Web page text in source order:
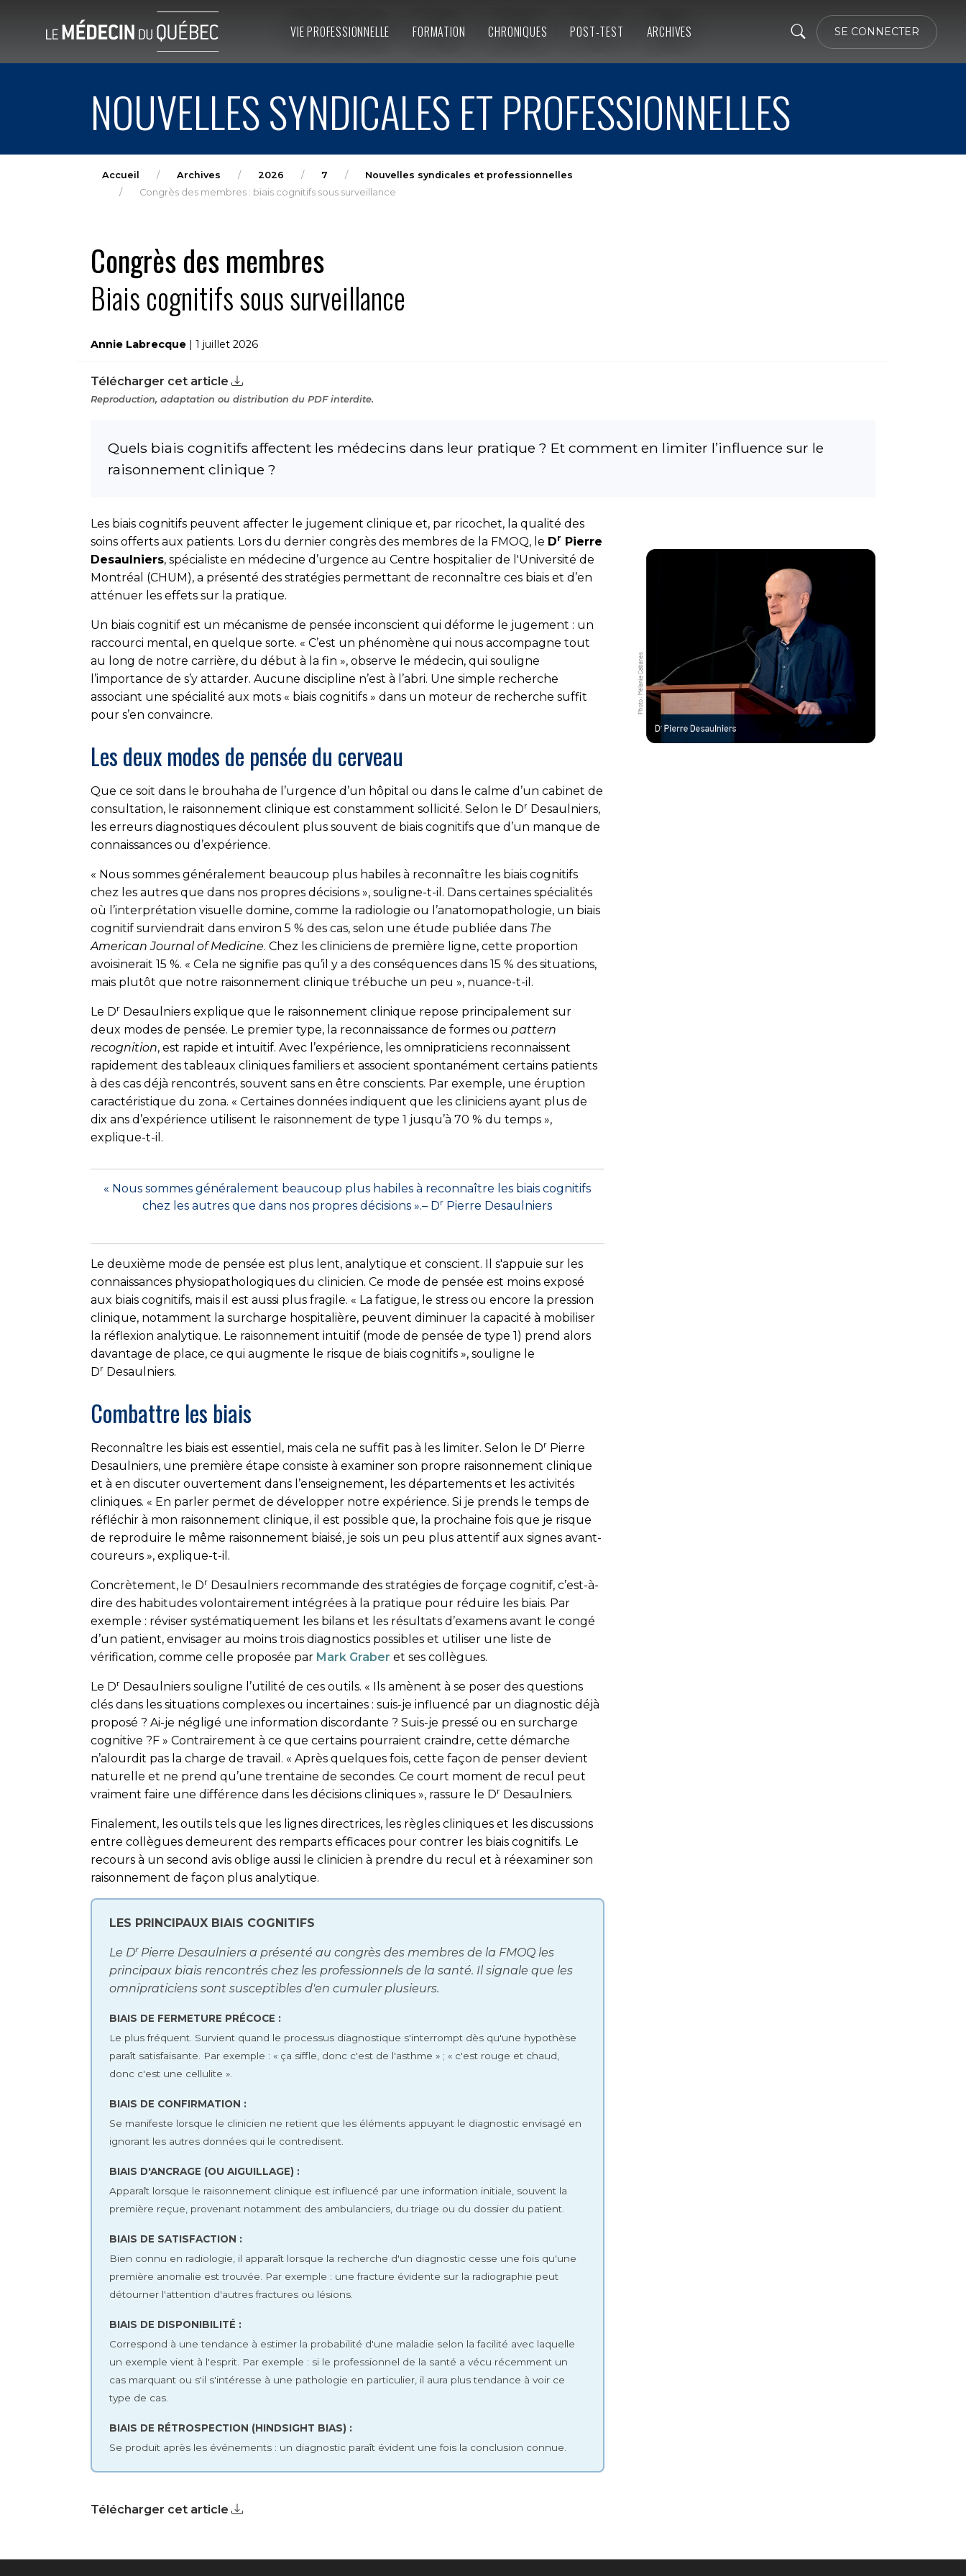
SE CONNECTER
VIE PROFESSIONNELLE FORMATION CHRONIQUES POST-TEST ARCHIVES
NOUVELLES SYNDICALES ET PROFESSIONNELLES
Accueil Archives 2026 7
Nouvelles syndicales et professionnelles
Congrès des membres : biais cognitifs sous surveillance
Congrès des membres
Biais cognitifs sous surveillance
Annie Labrecque | 1 juillet 2026
Télécharger cet article
Reproduction, adaptation ou distribution du PDF interdite.
Quels biais cognitifs affectent les médecins dans leur pratique ? Et comment en limiter l’influence sur le
raisonnement clinique ?
Les biais cognitifs peuvent affecter le jugement clinique et, par ricochet, la qualité des
soins offerts aux patients. Lors du dernier congrès des membres de la FMOQ, le Dr Pierre
Desaulniers, spécialiste en médecine d’urgence au Centre hospitalier de l'Université de
Montréal (CHUM), a présenté des stratégies permettant de reconnaître ces biais et d’en
atténuer les effets sur la pratique.
Un biais cognitif est un mécanisme de pensée inconscient qui déforme le jugement : un
raccourci mental, en quelque sorte. « C’est un phénomène qui nous accompagne tout
au long de notre carrière, du début à la fin », observe le médecin, qui souligne
l’importance de s’y attarder. Aucune discipline n’est à l’abri. Une simple recherche
associant une spécialité aux mots « biais cognitifs » dans un moteur de recherche suffit
pour s’en convaincre.
Les deux modes de pensée du cerveau
Que ce soit dans le brouhaha de l’urgence d’un hôpital ou dans le calme d’un cabinet de
consultation, le raisonnement clinique est constamment sollicité. Selon le Dr Desaulniers,
les erreurs diagnostiques découlent plus souvent de biais cognitifs que d’un manque de
connaissances ou d’expérience.
« Nous sommes généralement beaucoup plus habiles à reconnaître les biais cognitifs
chez les autres que dans nos propres décisions », souligne-t-il. Dans certaines spécialités
où l’interprétation visuelle domine, comme la radiologie ou l’anatomopathologie, un biais
cognitif surviendrait dans environ 5 % des cas, selon une étude publiée dans The
American Journal of Medicine. Chez les cliniciens de première ligne, cette proportion
avoisinerait 15 %. « Cela ne signifie pas qu’il y a des conséquences dans 15 % des situations,
mais plutôt que notre raisonnement clinique trébuche un peu », nuance-t-il.
Le Dr Desaulniers explique que le raisonnement clinique repose principalement sur
deux modes de pensée. Le premier type, la reconnaissance de formes ou pattern
recognition, est rapide et intuitif. Avec l’expérience, les omnipraticiens reconnaissent
rapidement des tableaux cliniques familiers et associent spontanément certains patients
à des cas déjà rencontrés, souvent sans en être conscients. Par exemple, une éruption
caractéristique du zona. « Certaines données indiquent que les cliniciens ayant plus de
dix ans d’expérience utilisent le raisonnement de type 1 jusqu’à 70 % du temps »,
explique-t-il.
« Nous sommes généralement beaucoup plus habiles à reconnaître les biais cognitifs
chez les autres que dans nos propres décisions ».– Dr Pierre Desaulniers
Le deuxième mode de pensée est plus lent, analytique et conscient. Il s'appuie sur les
connaissances physiopathologiques du clinicien. Ce mode de pensée est moins exposé
aux biais cognitifs, mais il est aussi plus fragile. « La fatigue, le stress ou encore la pression
clinique, notamment la surcharge hospitalière, peuvent diminuer la capacité à mobiliser
la réflexion analytique. Le raisonnement intuitif (mode de pensée de type 1) prend alors
davantage de place, ce qui augmente le risque de biais cognitifs », souligne le
Dr Desaulniers.
Combattre les biais
Reconnaître les biais est essentiel, mais cela ne suffit pas à les limiter. Selon le Dr Pierre
Desaulniers, une première étape consiste à examiner son propre raisonnement clinique
et à en discuter ouvertement dans l’enseignement, les départements et les activités
cliniques. « En parler permet de développer notre expérience. Si je prends le temps de
réfléchir à mon raisonnement clinique, il est possible que, la prochaine fois que je risque
de reproduire le même raisonnement biaisé, je sois un peu plus attentif aux signes avant-
coureurs », explique-t-il.
Concrètement, le Dr Desaulniers recommande des stratégies de forçage cognitif, c’est-à-
dire des habitudes volontairement intégrées à la pratique pour réduire les biais. Par
exemple : réviser systématiquement les bilans et les résultats d’examens avant le congé
d’un patient, envisager au moins trois diagnostics possibles et utiliser une liste de
vérification, comme celle proposée par Mark Graber et ses collègues.
Le Dr Desaulniers souligne l’utilité de ces outils. « Ils amènent à se poser des questions
clés dans les situations complexes ou incertaines : suis-je influencé par un diagnostic déjà
proposé ? Ai-je négligé une information discordante ? Suis-je pressé ou en surcharge
cognitive ?F » Contrairement à ce que certains pourraient craindre, cette démarche
n’alourdit pas la charge de travail. « Après quelques fois, cette façon de penser devient
naturelle et ne prend qu’une trentaine de secondes. Ce court moment de recul peut
vraiment faire une différence dans les décisions cliniques », rassure le Dr Desaulniers.
Finalement, les outils tels que les lignes directrices, les règles cliniques et les discussions
entre collègues demeu­rent des remparts efficaces pour contrer les biais cognitifs. Le
recours à un second avis oblige aussi le clinicien à prendre du recul et à réexaminer son
raisonnement de façon plus analytique.
LES PRINCIPAUX BIAIS COGNITIFS
Le Dr Pierre Desaulniers a présenté au congrès des membres de la FMOQ les
principaux biais rencontrés chez les professionnels de la santé. Il signale que les
omnipraticiens sont susceptibles d'en cumuler plusieurs.
BIAIS DE FERMETURE PRÉCOCE :
Le plus fréquent. Survient quand le processus diagnostique s'interrompt dès qu'une hypothèse
paraît satisfaisante. Par exemple : « ça siffle, donc c'est de l'asthme » ; « c'est rouge et chaud,
donc c'est une cellulite ».
BIAIS DE CONFIRMATION :
Se manifeste lorsque le clinicien ne retient que les éléments appuyant le diagnostic envisagé en
ignorant les autres données qui le contredisent.
BIAIS D'ANCRAGE (OU AIGUILLAGE) :
Apparaît lorsque le raisonnement clinique est influencé par une information initiale, souvent la
première reçue, provenant notamment des ambulanciers, du triage ou du dossier du patient.
BIAIS DE SATISFACTION :
Bien connu en radiologie, il apparaît lorsque la recherche d'un diagnostic cesse une fois qu'une
première anomalie est trouvée. Par exemple : une fracture évidente sur la radiographie peut
détourner l'attention d'autres fractures ou lésions.
BIAIS DE DISPONIBILITÉ :
Correspond à une tendance à estimer la probabilité d'une maladie selon la facilité avec laquelle
un exemple vient à l'esprit. Par exemple : si le professionnel de la santé a vécu récemment un
cas marquant ou s'il s'intéresse à une pathologie en particulier, il aura plus tendance à voir ce
type de cas.
BIAIS DE RÉTROSPECTION (HINDSIGHT BIAS) :
Se produit après les événements : un diagnostic paraît évident une fois la conclusion connue.
Télécharger cet article